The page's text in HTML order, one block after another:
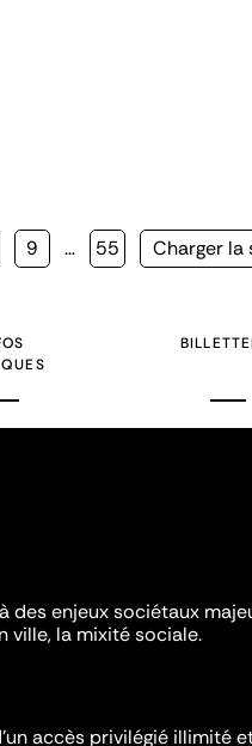
Page
9 … Page
55
Page
Charger la
enjeux sociétaux
ville, la mixité sociale.
accès privilégié illimité